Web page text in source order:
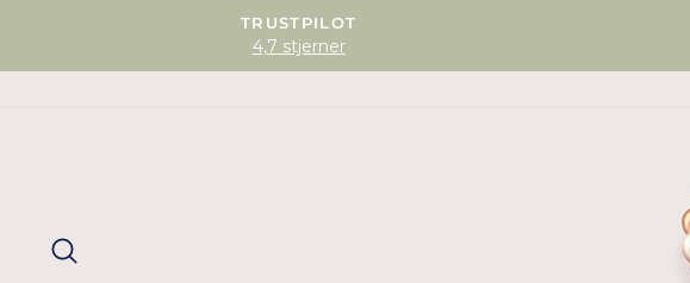
TRUSTPILOT
4,7 stjerner